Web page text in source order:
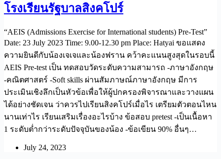
โรงเรียนรัฐบาลสิงคโปร์
“AEIS (Admissions Exercise for International students) Pre-Test”
Date: 23 July 2023 Time: 9.00-12.30 pm Place: Hatyai ขอแสดง
ความยินดีกับน้องเจเจและน้องฟราน คว้าคะแนนสูงสุดในรอบนี้
AEIS Pre-test เป็น ทดสอบวัดระดับความสามารถ -ภาษาอังกฤษ
-คณิตศาสตร์ -Soft skills ผ่านสัมภาษณ์ภาษาอังกฤษ มีการ
ประเมินเชิงลึกเป็นหัวข้อเพื่อให้ผู้ปกครองพิจารณาและวางแผน
ได้อย่างชัดเจน ว่าควรไปเรียนสิงคโปร์เมื่อไร เตรียมตัวตอนไหน
นานเท่าไร เรียนเสริมเรื่องอะไรบ้าง ข้อสอบ pretest -เป็นเนื้อหา
1 ระดับต่ำกว่าระดับปัจจุบันของน้อง -ข้อเขียน 90% อื่นๆ…
July 24, 2023